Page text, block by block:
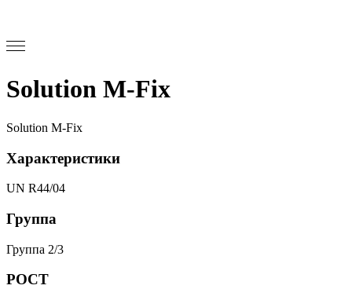
Solution M-Fix
Solution M-Fix
Характеристики
UN R44/04
Группа
Группа 2/3
РОСТ